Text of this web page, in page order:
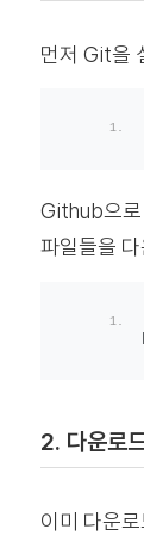
먼저 Git을
Github으
파일들을
2. 다운로
이미 다운